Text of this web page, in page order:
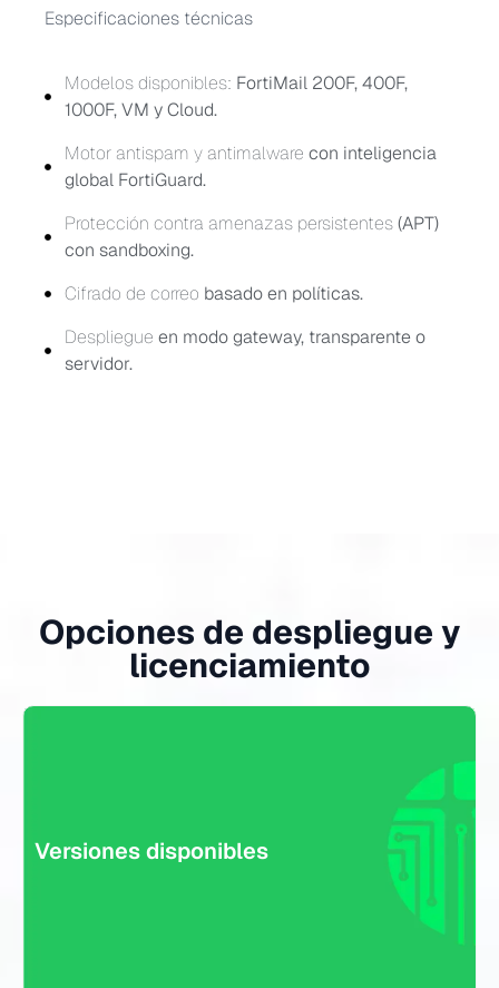
Especificaciones técnicas
Modelos disponibles: FortiMail 200F, 400F,
1000F, VM y Cloud.
Motor antispam y antimalware con inteligencia
global FortiGuard.
Protección contra amenazas persistentes(APT)
con sandboxing.
Cifrado de correo basado en políticas.
Despliegue en modo gateway, transparente o
servidor.
Opciones de despliegue y
licenciamiento
Versiones disponibles
Desde soluciones para pequeñas oficinas (modelo 200F)
hasta implementaciones robustas para grandes empresas y